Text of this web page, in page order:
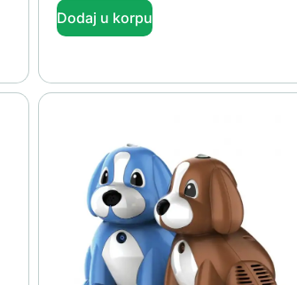
Dodaj u korpu